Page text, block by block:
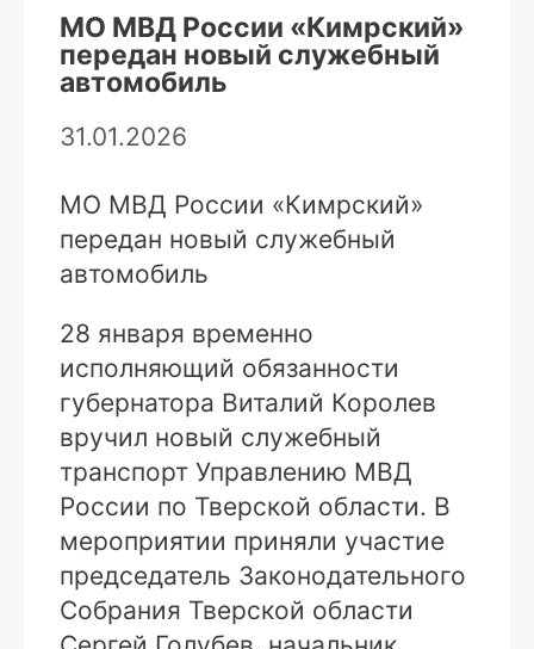
МО МВД России «Кимрский»
передан новый служебный
автомобиль
31.01.2026
МО МВД России «Кимрский»
передан новый служебный
автомобиль
28 января временно
исполняющий обязанности
губернатора Виталий Королев
вручил новый служебный
транспорт Управлению МВД
России по Тверской области. В
мероприятии приняли участие
председатель Законодательного
Собрания Тверской области